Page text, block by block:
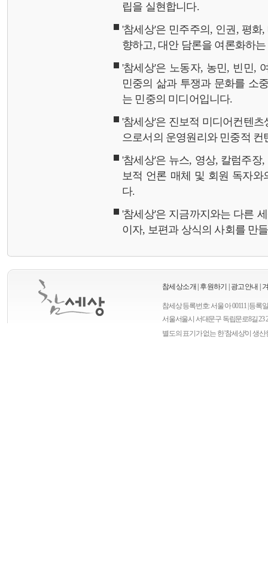
립을 실현합니다.
'참세상'은 민주주의, 인권, 평
향하고, 대안 담론을 여론화하
'참세상'은 노동자, 농민, 빈민,
민중의 삶과 투쟁과 문화를 소
는 민중의 미디어입니다.
'참세상'은 진보적 미디어컨텐
으로서의 운영원리와 민중적
'참세상'은 뉴스, 영상, 칼럼주
보적 언론 매체 및 회원 독자와
다.
'참세상'은 지금까지와는 다른
이자, 보편과 상식의 사회를 만
참세상소개 후원하기 광고안내
참세상 등록번호: 서울 아 00111 | 등록
서울서울시 서대문구 독립문로8길 23
별도의 표기가 없는 한 '참세상'이 생